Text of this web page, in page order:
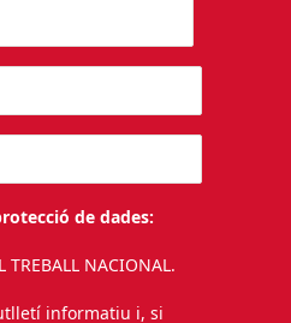
de dades:
TREBALL NACIONAL.
informatiu i, si